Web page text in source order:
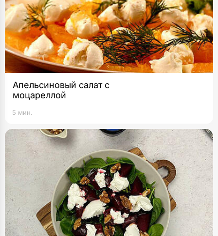
Апельсиновый салат с
моцареллой
5 мин.